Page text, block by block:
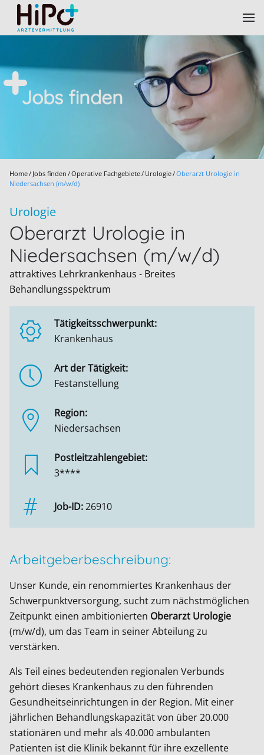
Skip to main content
Jobs finden
Home Jobs finden Operative Fachgebiete Urologie Oberarzt Urologie in
Niedersachsen (m/w/d)
Urologie
Oberarzt Urologie in
Niedersachsen (m/w/d)
attraktives Lehrkrankenhaus - Breites
Behandlungsspektrum
Tätigkeitsschwerpunkt:
Krankenhaus
Art der Tätigkeit:
Festanstellung
Region:
Niedersachsen
Postleitzahlengebiet:
3****
Job-ID:26910
Arbeitgeberbeschreibung:
Unser Kunde, ein renommiertes Krankenhaus der
Schwerpunktversorgung, sucht zum nächstmöglichen
Zeitpunkt einen ambitionierten Oberarzt Urologie
(m/w/d), um das Team in seiner Abteilung zu
verstärken.
Als Teil eines bedeutenden regionalen Verbunds
gehört dieses Krankenhaus zu den führenden
Gesundheitseinrichtungen in der Region. Mit einer
jährlichen Behandlungskapazität von über 20.000
stationären und mehr als 40.000 ambulanten
Patienten ist die Klinik bekannt für ihre exzellente